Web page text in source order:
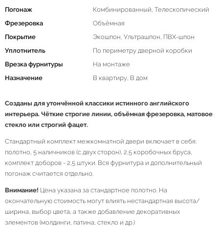
Погонаж
Комбинированный, Телескопический
Фрезеровка
Объёмная
Покрытие
Экошпон, Ультрашпон, ПВХ-шпон
Уплотнитель
По периметру дверной коробки
Врезка фурнитуры
На монтаже
Назначение
В квартиру, В дом
Созданы для утончённой классики истинного английского
интерьера. Чёткие строгие линии, объёмная фрезеровка, матовое
стекло или строгий фацет.
Стандартный комплект межкомнатной двери включает в себя:
полотно, 5 наличников (с двух сторон), 2,5 коробочных бруса,
комплект доборов - 2,5 штуки. Вся фурнитура и дополнительный
погонаж считается отдельно.
Внимание! Цена указана за стандартное полотно. На
окончательную стоимость могут влиять нестандартная высота/
ширина, выбор цвета, а также добавление декоративных
элементов (молдинги, патина, стекло и др.)